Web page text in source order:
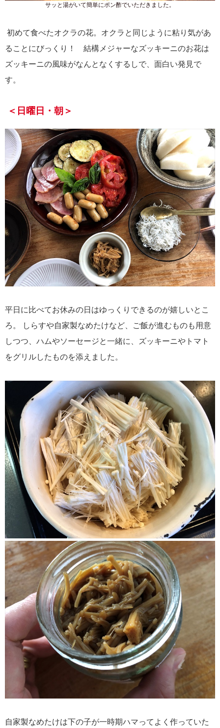
サッと湯がいて簡単にポン酢でいただきました。
初めて食べたオクラの花。オクラと同じように粘り気があ
ることにびっくり！ 結構メジャーなズッキーニのお花は
ズッキーニの風味がなんとなくするしで、面白い発見で
す。
＜日曜日・朝＞
平日に比べてお休みの日はゆっくりできるのが嬉しいとこ
ろ。 しらすや自家製なめたけなど、ご飯が進むものも用意
しつつ、ハムやソーセージと一緒に、ズッキーニやトマト
をグリルしたものを添えました。
自家製なめたけは下の子が一時期ハマってよく作っていた